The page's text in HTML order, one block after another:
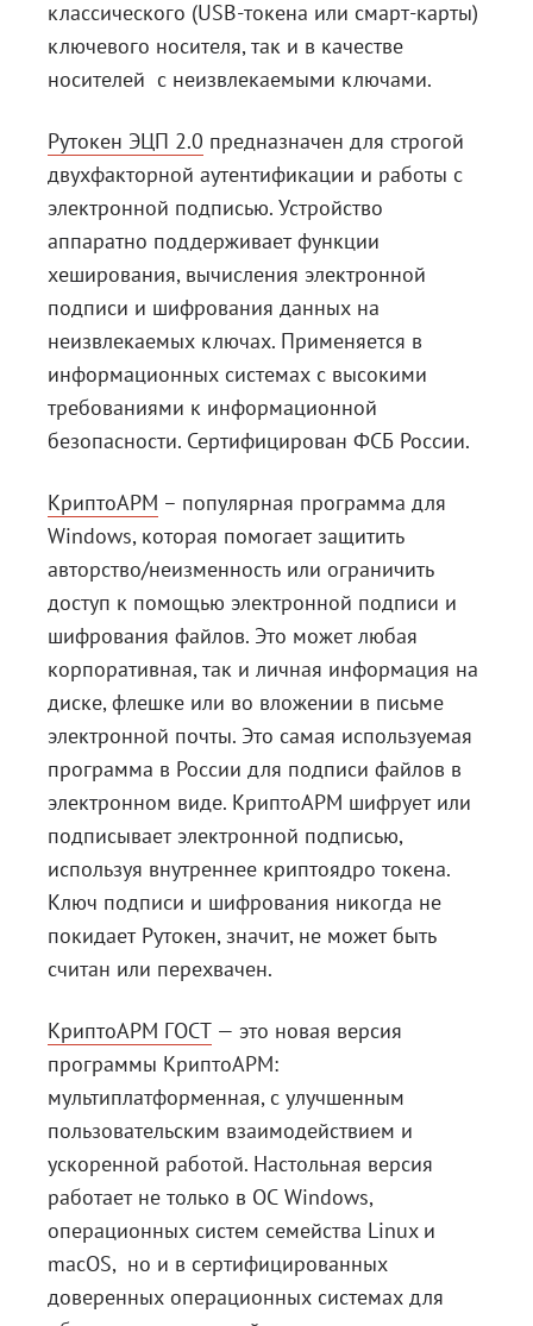
классического (USB-токена или смарт-карты)
ключевого носителя, так и в качестве
носителей с неизвлекаемыми ключами.
Рутокен ЭЦП 2.0 предназначен для строгой
двухфакторной аутентификации и работы с
электронной подписью. Устройство
аппаратно поддерживает функции
хеширования, вычисления электронной
подписи и шифрования данных на
неизвлекаемых ключах. Применяется в
информационных системах с высокими
требованиями к информационной
безопасности. Сертифицирован ФСБ России.
КриптоАРМ – популярная программа для
Windows, которая помогает защитить
авторство/неизменность или ограничить
доступ к помощью электронной подписи и
шифрования файлов. Это может любая
корпоративная, так и личная информация на
диске, флешке или во вложении в письме
электронной почты. Это самая используемая
программа в России для подписи файлов в
электронном виде. КриптоАРМ шифрует или
подписывает электронной подписью,
используя внутреннее криптоядро токена.
Ключ подписи и шифрования никогда не
покидает Рутокен, значит, не может быть
считан или перехвачен.
КриптоАРМ ГОСТ — это новая версия
программы КриптоАРМ:
мультиплатформенная, с улучшенным
пользовательским взаимодействием и
ускоренной работой. Настольная версия
работает не только в ОС Windows,
операционных систем семейства Linux и
macOS, но и в сертифицированных
доверенных операционных системах для